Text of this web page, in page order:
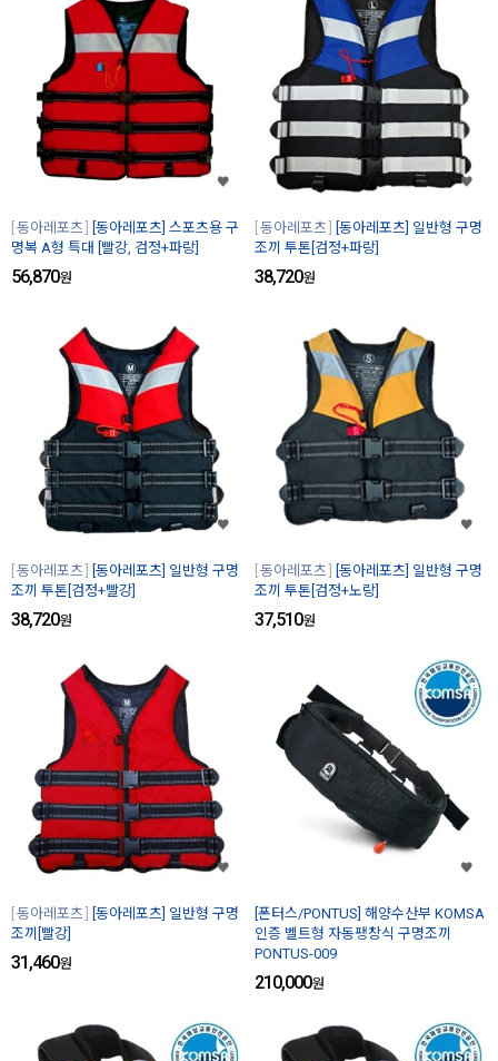
동아레포츠
[동아레포츠] 스포츠용 구
명복 A형 특대 [빨강, 검정+파랑]
56,870원
동아레포츠
[동아레포츠] 일반형 구명
조끼 투톤[검정+파랑]
38,720원
동아레포츠
[동아레포츠] 일반형 구명
조끼 투톤[검정+빨강]
38,720원
동아레포츠
[동아레포츠] 일반형 구명
조끼 투톤[검정+노랑]
37,510원
동아레포츠
[동아레포츠] 일반형 구명
조끼[빨강]
31,460원
[폰터스/PONTUS] 해양수산부 KOMSA
인증 벨트형 자동팽창식 구명조끼
PONTUS-009
210,000원